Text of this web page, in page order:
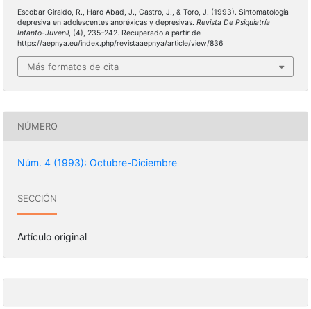
Escobar Giraldo, R., Haro Abad, J., Castro, J., & Toro, J. (1993). Sintomatología
depresiva en adolescentes anoréxicas y depresivas. Revista De Psiquiatría
Infanto-Juvenil, (4), 235–242. Recuperado a partir de
https://aepnya.eu/index.php/revistaaepnya/article/view/836
Más formatos de cita
NÚMERO
Núm. 4 (1993): Octubre-Diciembre
SECCIÓN
Artículo original